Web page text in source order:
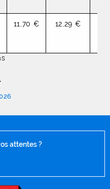
11,70 € 12,29 €
attentes ?